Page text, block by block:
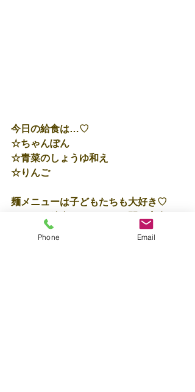
今日の給食は…♡
☆ちゃんぽん
☆青菜のしょうゆ和え
☆りんご
麺メニューは子どもたちも大好き♡
おいしい給食をあっという間に完食( *
Phone Email